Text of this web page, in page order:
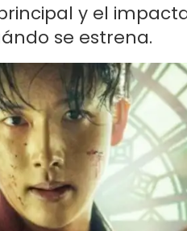
y el
se estrena.